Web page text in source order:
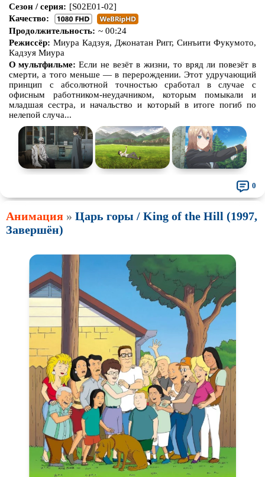
Сезон / серия: [S02E01-02]
Качество:
Продолжительность: ~ 00:24
Режиссёр: Миура Кадзуя, Джонатан Ригг, Синъити Фукумото,
Кадзуя Миура
О мультфильме: Если не везёт в жизни, то вряд ли повезёт в
смерти, а того меньше — в перерождении. Этот удручающий
принцип с абсолютной точностью сработал в случае с
офисным работником-неудачником, которым помыкали и
младшая сестра, и начальство и который в итоге погиб по
нелепой случа...
0
Анимация » Царь горы / King of the Hill (1997,
Завершён)